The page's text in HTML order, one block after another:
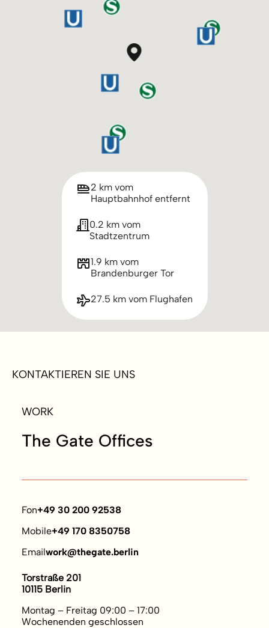
2 km vom
Hauptbahnhof entfernt
0.2 km vom
Stadtzentrum
1.9 km vom
Brandenburger Tor
27.5 km vom Flughafen
KONTAKTIEREN SIE UNS
WORK
The Gate Offices
Fon+49 30 200 92538
Mobile+49 170 8350758
Emailwork@thegate.berlin
Torstraße 201
10115 Berlin
Montag – Freitag 09:00 – 17:00
Wochenenden geschlossen